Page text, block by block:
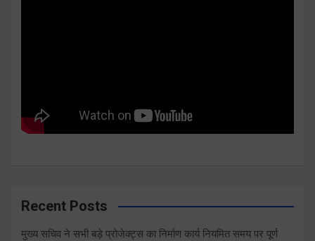
Recent Posts
मुख्य सचिव ने सभी बड़े प्रोजेक्ट्स का निर्माण कार्य नियमित समय पर पूर्ण